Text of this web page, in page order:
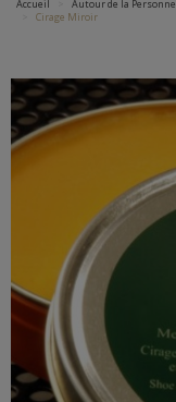
Accueil Autour de la Personne
Cirage Miroir